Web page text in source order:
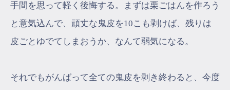
手間を思って軽く後悔する。まずは栗ごはんを作ろう
と意気込んで、頑丈な鬼皮を10こも剥けば、残りは
皮ごとゆでてしまおうか、なんて弱気になる。
それでもがんばって全ての鬼皮を剥き終わると、今度